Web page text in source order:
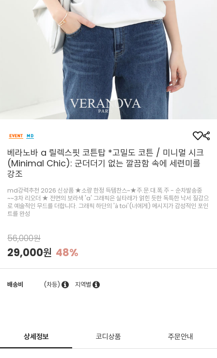
베라노바 a 릴렉스핏 코튼탑 *고밀도 코튼 / 미니멀 시크
(Minimal Chic): 군더더기 없는 깔끔함 속에 세련미를
강조
md강력추천 2026 신상품 ★소량 한정 득템찬스~★주.문.대.폭.주 - 순차발송중
~~3차 리오더 ★ 전면의 보라색 'a' 그래픽은 실타래가 얽힌 듯한 독특한 낙서 질감으
로 예술적인 무드를 더합니다. 그래픽 하단의 'à toi'(너에게) 메시지가 감성적인 포인
트를 완성
56,000원
29,000원 48%
배송비 (차등) 지역별
상세정보 코디상품 주문안내